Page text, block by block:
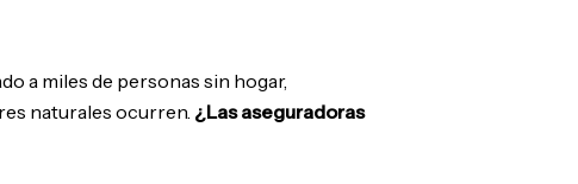
a miles de personas sin hogar,
naturales ocurren. ¿Las aseguradoras